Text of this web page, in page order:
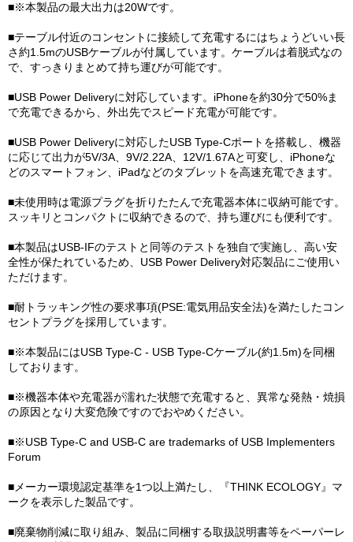
■※本製品の最大出力は20Wです。
■テーブル付近のコンセントに接続して充電するにはちょうどいい長
さ約1.5mのUSBケーブルが付属しています。ケーブルは着脱式なの
で、すっきりまとめて持ち運びが可能です。
■USB Power Deliveryに対応しています。iPhoneを約30分で50%ま
で充電できるから、外出先でスピード充電が可能です。
■USB Power Deliveryに対応したUSB Type-Cポートを搭載し、機器
に応じて出力が5V/3A、9V/2.22A、12V/1.67Aと可変し、iPhoneな
どのスマートフォン、iPadなどのタブレットを高速充電できます。
■未使用時は電源プラグを折りたたんで充電器本体に収納可能です。
スッキリとコンパクトに収納できるので、持ち運びにも便利です。
■本製品はUSB-IFのテストと同等のテストを独自で実施し、高い安
全性が保たれているため、USB Power Delivery対応製品にご使用い
ただけます。
■耐トラッキング性の要求事項(PSE:電気用品安全法)を満たしたコン
セントプラグを採用しています。
■※本製品にはUSB Type-C - USB Type-Cケーブル(約1.5m)を同梱
しております。
■※機器本体や充電器が濡れた状態で充電すると、異常な発熱・焼損
の原因となり大変危険ですのでおやめください。
■※USB Type-C and USB-C are trademarks of USB Implementers
Forum
■メーカー環境認定基準を1つ以上満たし、『THINK ECOLOGY』マ
ークを表示した製品です。
■廃棄物削減に取り組み、製品に同梱する取扱説明書等をペーパーレ